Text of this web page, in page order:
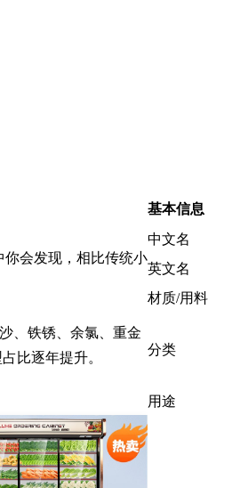
会发现，相比传统小
、铁锈、余氯、重金
比逐年提升。
基本信息
中文名
英文名
材质/用料
分类
用途